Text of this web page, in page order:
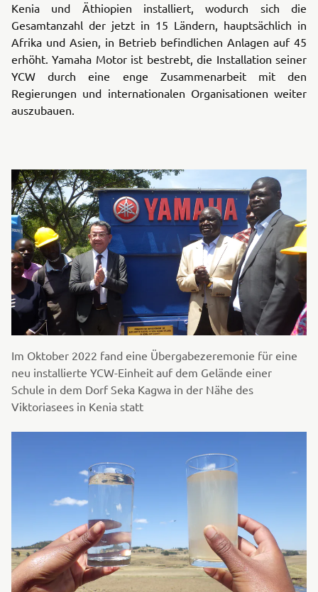
Kenia und Äthiopien installiert, wodurch sich die
Gesamtanzahl der jetzt in 15 Ländern, hauptsächlich in
Afrika und Asien, in Betrieb befindlichen Anlagen auf 45
erhöht. Yamaha Motor ist bestrebt, die Installation seiner
YCW durch eine enge Zusammenarbeit mit den
Regierungen und internationalen Organisationen weiter
auszubauen.
Im Oktober 2022 fand eine Übergabezeremonie für eine
neu installierte YCW-Einheit auf dem Gelände einer
Schule in dem Dorf Seka Kagwa in der Nähe des
Viktoriasees in Kenia statt